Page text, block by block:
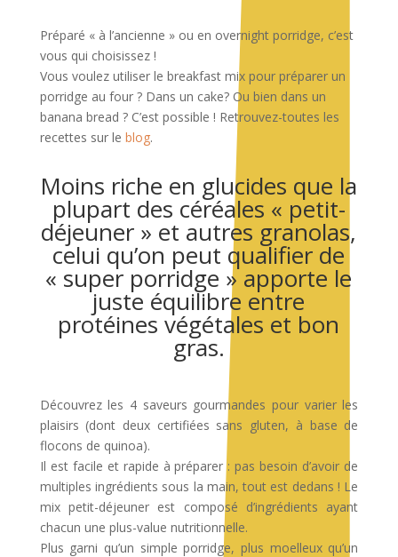
Préparé « à l’ancienne » ou en overnight porridge, c’est
vous qui choisissez !
Vous voulez utiliser le breakfast mix pour préparer un
porridge au four ? Dans un cake? Ou bien dans un
banana bread ? C’est possible ! Retrouvez-toutes les
recettes sur le blog.
Moins riche en glucides que la
plupart des céréales « petit-
déjeuner » et autres granolas,
celui qu’on peut qualifier de
« super porridge » apporte le
juste équilibre entre
protéines végétales et bon
gras.
Découvrez les 4 saveurs gourmandes pour varier les
plaisirs (dont deux certifiées sans gluten, à base de
flocons de quinoa).
Il est facile et rapide à préparer : pas besoin d’avoir de
multiples ingrédients sous la main, tout est dedans ! Le
mix petit-déjeuner est composé d’ingrédients ayant
chacun une plus-value nutritionnelle.
Plus garni qu’un simple porridge, plus moelleux qu’un